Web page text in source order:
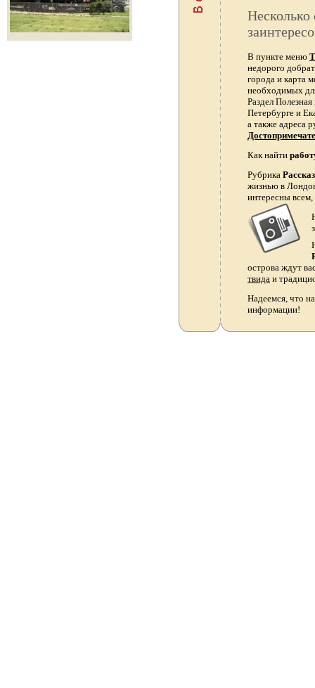
Несколько
В пункте меню
недорого
города и карта
необходимых
Раздел
Петербурге и
а также адреса
Как найти
Рубрика
жизнью в
интересны
острова ждут
твида и
Надеемся, что
информации!